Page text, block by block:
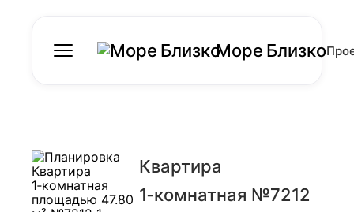
Море Близко
Квартира
1‑комнатная №7212